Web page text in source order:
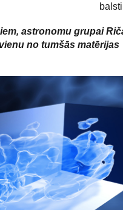
astronomu grupai
no tumšās matērijas